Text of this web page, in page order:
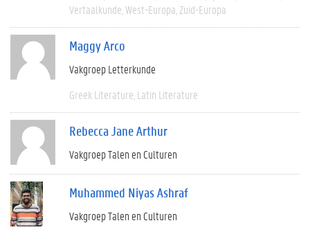
Vertaalkunde West-Europa Zuid-Europa
Maggy Arco
Vakgroep Letterkunde
Greek Literature Latin Literature
Rebecca Jane Arthur
Vakgroep Talen en Culturen
Muhammed Niyas Ashraf
Vakgroep Talen en Culturen